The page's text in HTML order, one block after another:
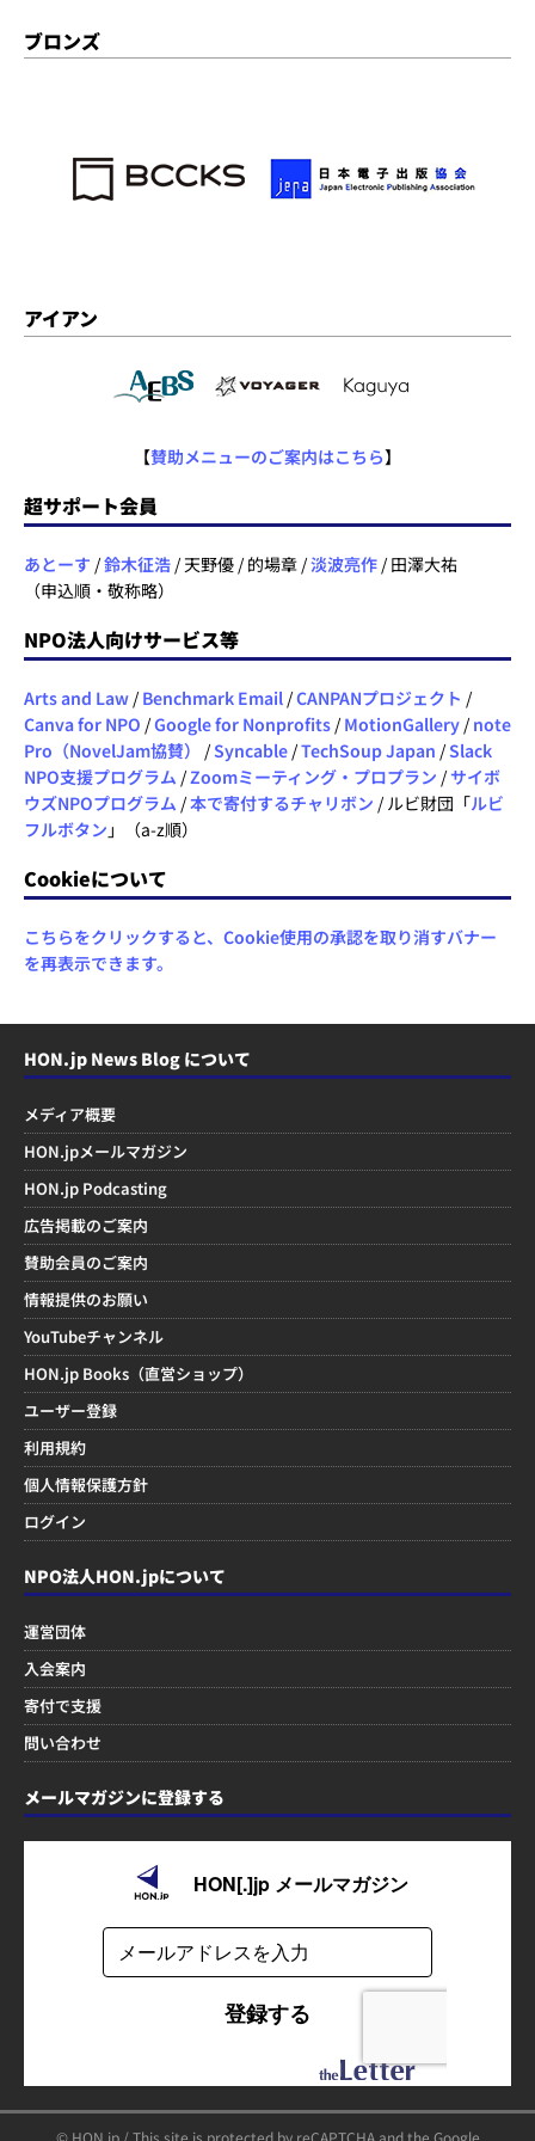
ブロンズ
アイアン
【賛助メニューのご案内はこちら】
超サポート会員
あとーす /鈴木征浩 / 天野優 / 的場章 /淡波亮作 / 田澤大祐
（申込順・敬称略）
NPO法人向けサービス等
Arts and Law / Benchmark Email /CANPANプロジェクト /
Canva for NPO /Google for Nonprofits / MotionGallery / note
Pro（NovelJam協賛）
/Syncable /TechSoup Japan /Slack
NPO支援プログラム /Zoomミーティング・プロプラン /サイボ
ウズNPOプログラム /本で寄付するチャリボン / ルビ財団「ルビ
フルボタン 」（a-z順）
Cookieについて
こちらをクリックすると、Cookie使用の承認を取り消すバナー
を再表示できます。
HON.jp News Blog について
メディア概要
HON.jpメールマガジン
HON.jp Podcasting
広告掲載のご案内
賛助会員のご案内
情報提供のお願い
YouTubeチャンネル
HON.jp Books（直営ショップ）
ユーザー登録
利用規約
個人情報保護方針
ログイン
NPO法人HON.jpについて
運営団体
入会案内
寄付で支援
問い合わせ
メールマガジンに登録する
© HON.jp / This site is protected by reCAPTCHA and the Google